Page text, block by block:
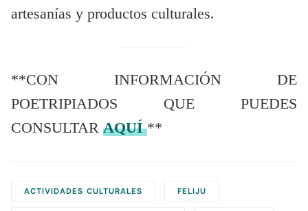
artesanías y productos culturales.
**CON INFORMACIÓN DE
POETRIPIADOS QUE PUEDES
CONSULTAR AQUÍ**
ACTIVIDADES CULTURALES FELIJU